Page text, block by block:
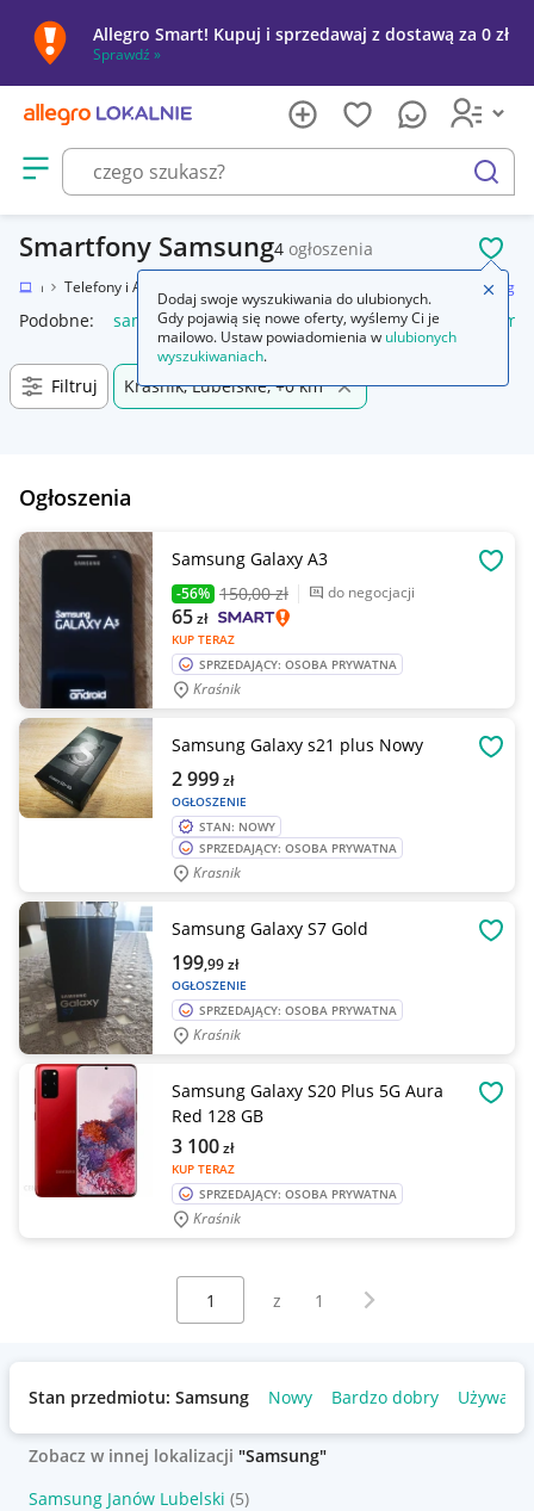
Allegro Smart! Kupuj i sprzedawaj z dostawą za 0 zł
Sprawdź »
Otwórz menu z kategoriami
szukaj
Smartfony Samsung4 ogłoszenia
Telefony i Akcesoria Samsung
Podobne: samsung s25 samsung s26 samsung s24
Filtruj Kraśnik, Lubelskie, +0 km
Ogłoszenia
Samsung Galaxy A3
-56% 150,00 zł do negocjacji
KUP TERAZ
65zł
SPRZEDAJĄCY: OSOBA PRYWATNA
Kraśnik
Samsung Galaxy s21 plus Nowy
OGŁOSZENIE
2 999zł
STAN: NOWY
SPRZEDAJĄCY: OSOBA PRYWATNA
Krasnik
Samsung Galaxy S7 Gold
OGŁOSZENIE
199,99zł
SPRZEDAJĄCY: OSOBA PRYWATNA
Kraśnik
Samsung Galaxy S20 Plus 5G Aura
Red 128 GB
KUP TERAZ
3 100zł
SPRZEDAJĄCY: OSOBA PRYWATNA
Kraśnik
Wybierz stronę:
z 1 Następna strona
Stan przedmiotu: Samsung Nowy Bardzo dobry Używany
Zobacz w innej lokalizacji "Samsung"
Samsung Janów Lubelski (5)
Dodaj swoje wyszukiwania do ulubionych.
Gdy pojawią się nowe oferty, wyślemy Ci je
mailowo. Ustaw powiadomienia w ulubionych
wyszukiwaniach.